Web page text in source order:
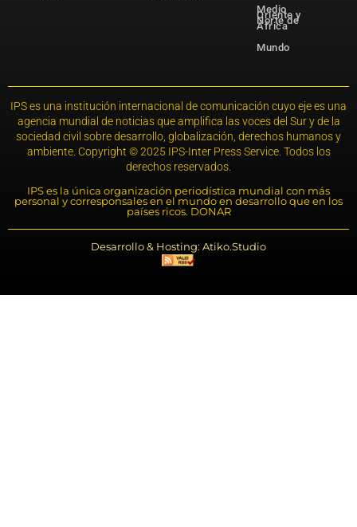
Medio
Oriente y
Norte de
África
Mundo
IPS es una institución internacional de comunicación cuyo eje es una
agencia mundial de noticias que amplifica las voces del Sur y de la
sociedad civil sobre desarrollo, globalización, derechos humanos y
ambiente. Copyright © 2025 IPS-Inter Press Service. Todos los
derechos reservados.
IPS es la única organización periodística mundial con más
personal y corresponsales en el mundo en desarrollo que en los
países ricos. DONAR
Desarrollo & Hosting: Atiko.Studio